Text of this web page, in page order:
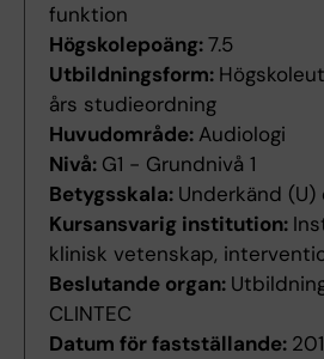
funktion
Högskolepoäng:7.5
Utbildningsform:
års studieordning
Huvudområde: Audiologi
Nivå: G1 - Grundnivå 1
Betygsskala: Underkänd
Kursansvarig institution:
klinisk vetenskap,
Beslutande organ:
CLINTEC
Datum för fastställande: